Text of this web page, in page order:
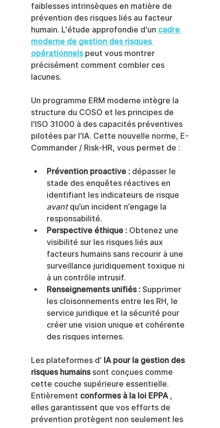
faiblesses intrinsèques en matière de
prévention des risques liés au facteur
humain. L'étude approfondie d'un cadre
moderne de gestion des risques
opérationnels peut vous montrer
précisément comment combler ces
lacunes.
Un programme ERM moderne intègre la
structure du COSO et les principes de
l'ISO 31000 à des capacités préventives
pilotées par l'IA. Cette nouvelle norme, E-
Commander / Risk-HR, vous permet de :
Prévention proactive : dépasser le
stade des enquêtes réactives en
identifiant les indicateurs de risque
avant qu’un incident n’engage la
responsabilité.
Perspective éthique : Obtenez une
visibilité sur les risques liés aux
facteurs humains sans recourir à une
surveillance juridiquement toxique ni
à un contrôle intrusif.
Renseignements unifiés : Supprimer
les cloisonnements entre les RH, le
service juridique et la sécurité pour
créer une vision unique et cohérente
des risques internes.
Les plateformes d' IA pour la gestion des
risques humains sont conçues comme
cette couche supérieure essentielle.
Entièrement conformes à la loi EPPA ,
elles garantissent que vos efforts de
prévention protègent non seulement les